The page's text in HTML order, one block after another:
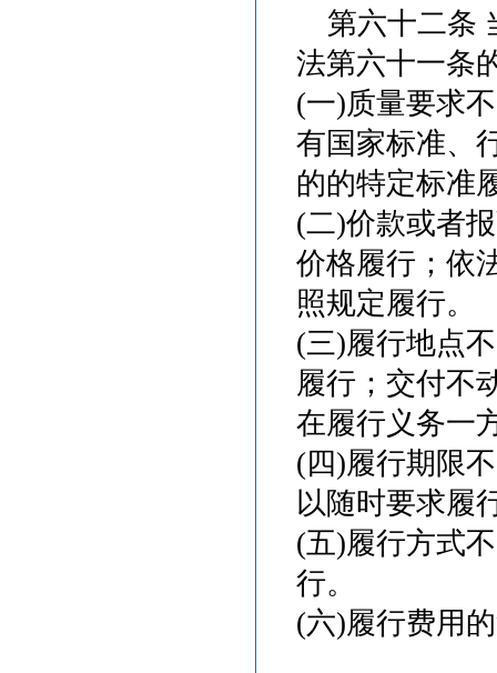
第六十二条
法第六十一条
(一)质量要求
有国家标准、
的的特定标准
(二)价款或者
价格履行；依
照规定履行。
(三)履行地点
履行；交付不
在履行义务一
(四)履行期限
以随时要求履
(五)履行方式
行。
(六)履行费用